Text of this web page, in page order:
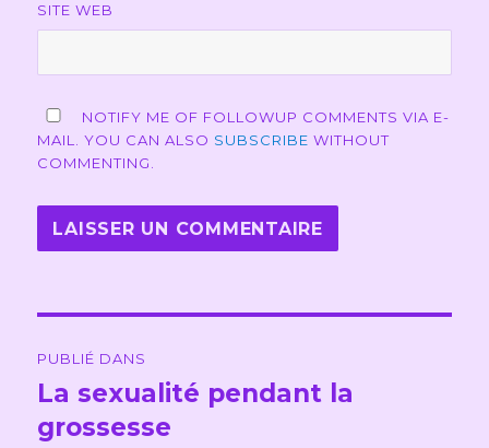
SITE WEB
NOTIFY ME OF FOLLOWUP COMMENTS VIA E-
MAIL. YOU CAN ALSO SUBSCRIBE WITHOUT
COMMENTING.
de
l’article
PUBLIÉ DANS
La sexualité pendant la
grossesse